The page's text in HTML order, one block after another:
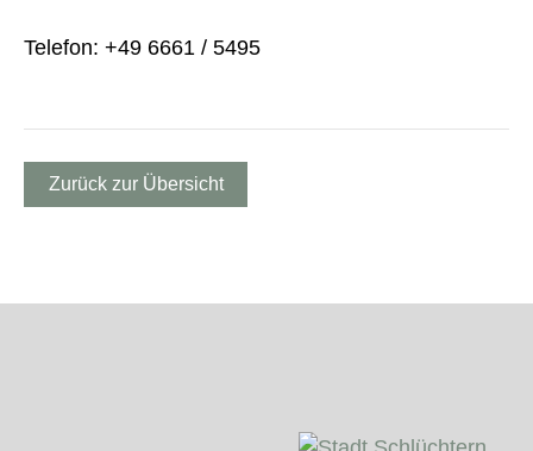
Telefon: +49 6661 / 5495
Zurück zur Übersicht